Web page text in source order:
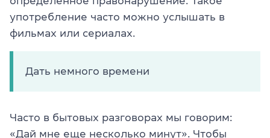
употребление часто можно услышать в
фильмах или сериалах.
Дать немного времени
Часто в бытовых разговорах мы говорим:
«Дай мне еще несколько минут». Чтобы